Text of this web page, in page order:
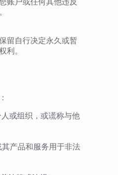
留自行决定永久或暂
利。
人或组织，或谎称与他
其产品和服务用于非法